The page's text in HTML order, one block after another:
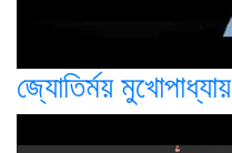
জ্যোতির্ময় মুখোপাধ্যায়